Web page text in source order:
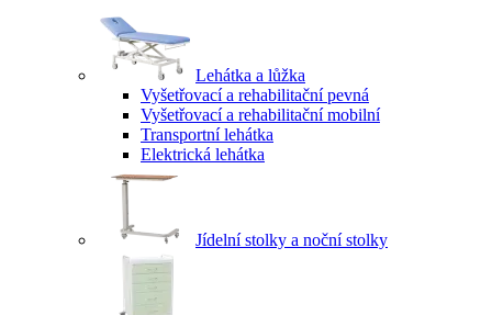
Lehátka a lůžka
Vyšetřovací a rehabilitační pevná
Vyšetřovací a rehabilitační mobilní
Transportní lehátka
Elektrická lehátka
Jídelní stolky a noční stolky